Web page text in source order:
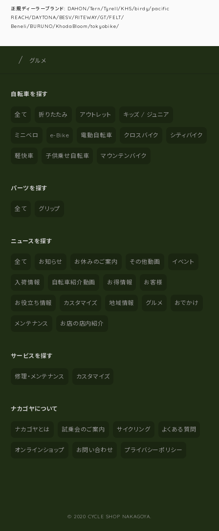
正規ディーラーブランド: DAHON/Tern/Tyrell/KHS/birdy/pacific
REACH/DAYTONA/BESV/RITEWAY/GT/FELT/
Beneli/BURUNO/KhodaBloom/tokyobike/
サイト内の現在地
サイクルショップナカゴヤ
グルメ
自転車を探す
全て 折りたたみ アウトレット キッズ / ジュニア
ミニベロ e-Bike 電動自転車 クロスバイク シティバイク
軽快車 子供乗せ自転車 マウンテンバイク
パーツを探す
全て グリップ
ニュースを探す
全て お知らせ お休みのご案内 その他動画 イベント
入荷情報 自転車紹介動画 お得情報 お客様
お役立ち情報 カスタマイズ 地域情報 グルメ おでかけ
メンテナンス お店の店内紹介
サービスを探す
修理・メンテナンス カスタマイズ
ナカゴヤについて
ナカゴヤとは 試乗会のご案内 サイクリング よくある質問
オンラインショップ お問い合わせ プライバシーポリシー
© 2020 CYCLE SHOP NAKAGOYA.